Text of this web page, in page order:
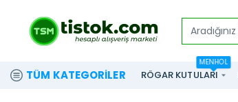
Aradığınız
marka
ve
TÜM KATEGORILER RÖGAR KUTULARI
MENHOL